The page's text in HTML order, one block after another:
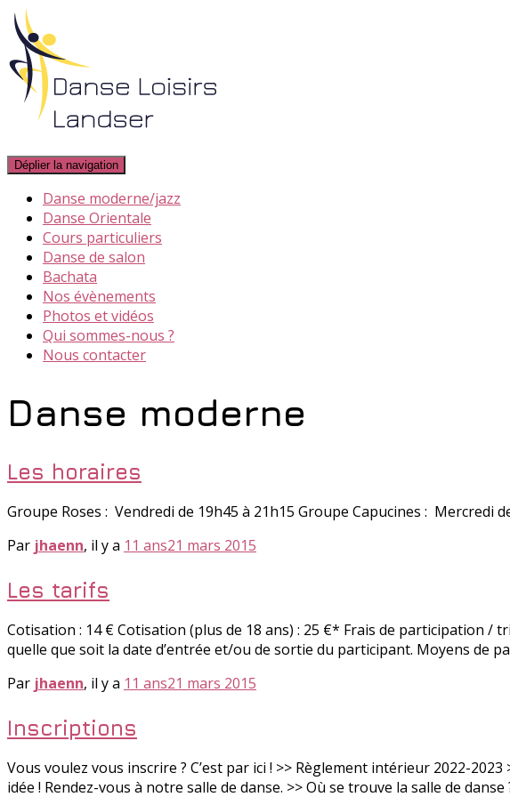
Déplier la navigation
Danse moderne/jazz
Danse Orientale
Cours particuliers
Danse de salon
Bachata
Nos évènements
Photos et vidéos
Qui sommes-nous ?
Nous contacter
Danse moderne
Les horaires
Groupe Roses : Vendredi de 19h45 à 21h15 Groupe Capucines : Mercredi
Par jhaenn, il y a 11 ans21 mars 2015
Les tarifs
Cotisation : 14 € Cotisation (plus de 18 ans) : 25 €* Frais de participation
quelle que soit la date d’entrée et/ou de sortie du participant. Moyens de
Par jhaenn, il y a 11 ans21 mars 2015
Inscriptions
Vous voulez vous inscrire ? C’est par ici ! >> Règlement intérieur 2022-
idée ! Rendez-vous à notre salle de danse. >> Où se trouve la salle de